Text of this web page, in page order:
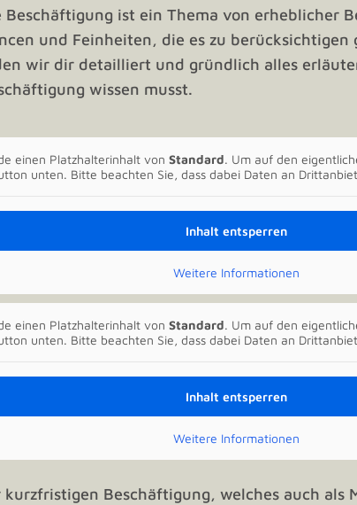
Beschäftigung ist ein Thema von erheblicher
und Feinheiten, die es zu
wir dir detailliert und gründlich alles
wissen musst.
einen Platzhalterinhalt von Standard. Um auf den
unten. Bitte beachten Sie, dass dabei Daten an
Inhalt entsperren
Weitere Informationen
einen Platzhalterinhalt von Standard. Um auf den
unten. Bitte beachten Sie, dass dabei Daten an
Inhalt entsperren
Weitere Informationen
Beschäftigung, welches auch als